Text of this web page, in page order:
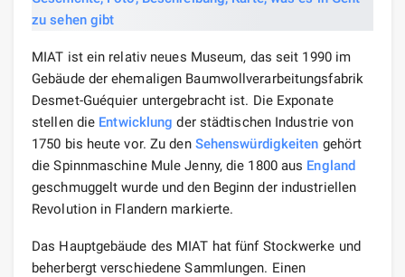
MIAT ist ein relativ neues Museum, das seit 1990 im
Gebäude der ehemaligen Baumwollverarbeitungsfabrik
Desmet-Guéquier untergebracht ist. Die Exponate
stellen die Entwicklung der städtischen Industrie von
1750 bis heute vor. Zu den Sehenswürdigkeiten gehört
die Spinnmaschine Mule Jenny, die 1800 aus England
geschmuggelt wurde und den Beginn der industriellen
Revolution in Flandern markierte.
Das Hauptgebäude des MIAT hat fünf Stockwerke und
beherbergt verschiedene Sammlungen. Einen